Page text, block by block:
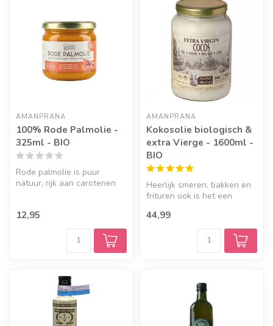
AMANPRANA
100% Rode Palmolie -
325ml - BIO
Rode palmolie is puur
natuur, rijk aan carotenen
12,95
AMANPRANA
Kokosolie biologisch &
extra Vierge - 1600ml -
BIO
Heerlijk smeren, bakken en
frituren ook is het een
lic...
44,99